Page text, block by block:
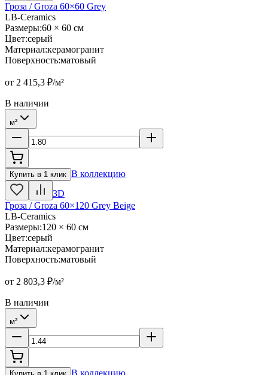
Гроза / Groza 60×60 Grey
LB-Ceramics
Размеры:60 × 60 см
Цвет:серый
Материал:керамогранит
Поверхность:матовый
от 2 415,3 ₽/м²
В наличии
м²
Купить в 1 клик В коллекцию
3D
Гроза / Groza 60×120 Grey Beige
LB-Ceramics
Размеры:120 × 60 см
Цвет:серый
Материал:керамогранит
Поверхность:матовый
от 2 803,3 ₽/м²
В наличии
м²
В коллекцию